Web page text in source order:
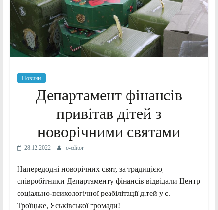
Новини
Департамент фінансів
привітав дітей з
новорічними святами
28.12.2022 o-editor
Напередодні новорічних свят, за традицією,
співробітники Департаменту фінансів відвідали Центр
соціально-психологічної реабілітації дітей у с.
Троїцьке, Яськівської громади!